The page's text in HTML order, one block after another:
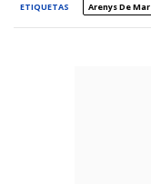
ETIQUETAS Arenys De Mar